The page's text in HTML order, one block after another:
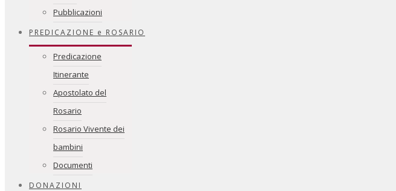
Pubblicazioni
PREDICAZIONE e ROSARIO
Predicazione
Itinerante
Apostolato del
Rosario
Rosario Vivente dei
bambini
Documenti
DONAZIONI